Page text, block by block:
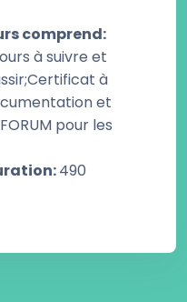
comprend:
à suivre et
à
et
pour les
:490